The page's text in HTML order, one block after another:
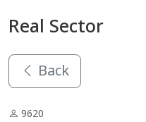
Real Sector
Back
9620